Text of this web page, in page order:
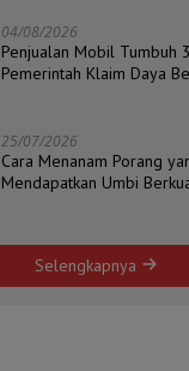
04/08/2026
Penjualan Mobil Tumbuh
Pemerintah Klaim Daya
25/07/2026
Cara Menanam Porang
Mendapatkan Umbi
Selengkapnya